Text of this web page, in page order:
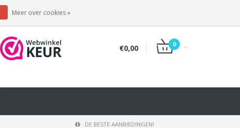
€0,00 0
DE BESTE AANBIEDINGEN!
Meer over cookies »